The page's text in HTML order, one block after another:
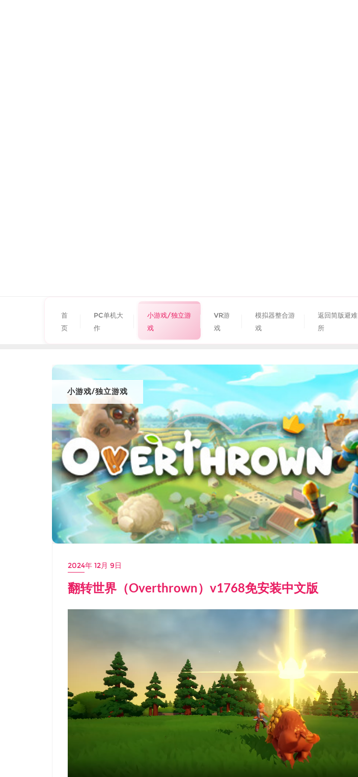
首
页
PC单机大
作
小游戏/独立游
戏
VR游
戏
模拟器整合游
戏
返回简版避难
所
小游戏/独立游戏
2024年 12月 9日
翻转世界（Overthrown）v1768免安装中文版